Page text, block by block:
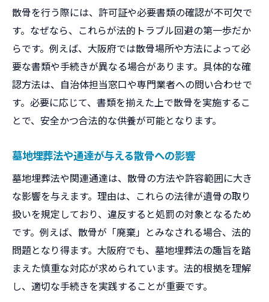
墓地埋葬法と条例の関係性を理解する
納骨堂や墓地条例が散骨に与える影響
運用事例から見た条例遵守の重要ポイント
安全な散骨を実現するための条例確認法
散骨時に守るべきマナーと法的注意点
墓地埋葬通達に基づく適切な散骨方法
行政訴訟判例が指摘するトラブル原因
安心して散骨するための実践的な法知識
散骨マナー違反を防ぐための具体的対策
故人を偲ぶために散骨判例を活かす方法
散骨判例を活用した安心供養のすすめ
納骨堂や墓地判例から得る供養の知恵
散骨を行う際には、許可証や必要書類の確認が不可欠で
す。なぜなら、これらが法的トラブル回避の第一歩だか
らです。例えば、大阪府では散骨場所や方法によって必
要な書類や手続きが異なる場合があります。具体的な確
認方法は、自治体担当窓口や専門業者への問い合わせで
す。必要に応じて、書類を揃えた上で散骨を実施するこ
とで、安全かつ合法的な供養が可能となります。
墓地埋葬法や通達が与える散骨への影響
墓地埋葬法や関連通達は、散骨の方法や許容範囲に大き
な影響を与えます。理由は、これらの法律が遺骨の取り
扱いを規定しており、違反すると処罰の対象となるため
です。例えば、散骨が「廃棄」とみなされる場合、法的
問題となり得ます。大阪府でも、墓地埋葬法の趣旨を踏
まえた慎重な対応が求められています。法的根拠を理解
し、適切な手続きを実践することが重要です。